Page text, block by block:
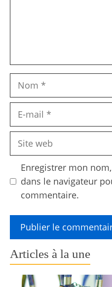
Nom
Site
Enregistrer mon
dans le navigateur
commentaire.
Articles à la une